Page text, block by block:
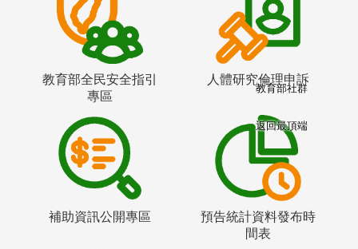
教育部全民安全指引
專區
人體研究倫理申訴
補助資訊公開專區
預告統計資料發布時
間表
教育部社群
返回最頂端